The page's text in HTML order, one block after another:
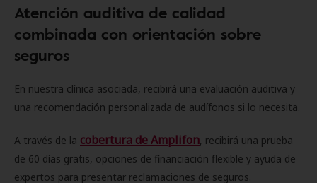
Atención auditiva de calidad
combinada con orientación sobre
seguros
En nuestra clínica asociada, recibirá una evaluación auditiva y
una recomendación personalizada de audífonos si lo necesita.
A través de la cobertura de Amplifon, recibirá una prueba
de 60 días gratis, opciones de financiación flexible y ayuda de
expertos para presentar reclamaciones de seguros.